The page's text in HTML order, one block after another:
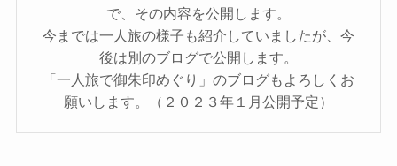
で、その内容を公開します。
今までは一人旅の様子も紹介していましたが、今
後は別のブログで公開します。
「一人旅で御朱印めぐり」のブログもよろしくお
願いします。（２０２３年１月公開予定）